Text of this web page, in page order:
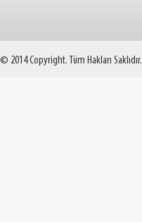
© 2014 Copyright. Tüm Hakları Saklıdır.